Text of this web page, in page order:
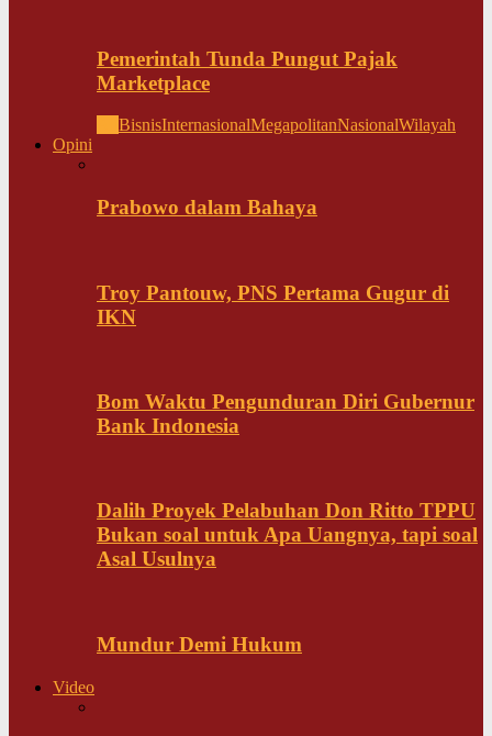
Pemerintah Tunda Pungut Pajak
Marketplace
BisnisInternasionalMegapolitanNasionalWilayah
Opini
Prabowo dalam Bahaya
Troy Pantouw, PNS Pertama Gugur di
IKN
Bom Waktu Pengunduran Diri Gubernur
Bank Indonesia
Dalih Proyek Pelabuhan Don Ritto TPPU
Bukan soal untuk Apa Uangnya, tapi soal
Asal Usulnya
Mundur Demi Hukum
Video